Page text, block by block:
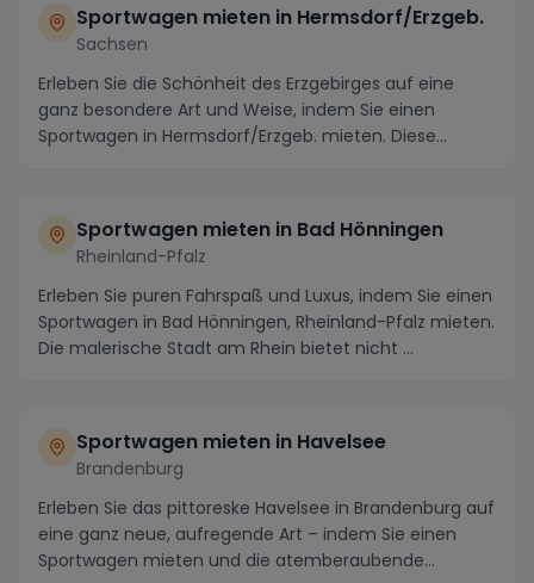
Sportwagen mieten in Hermsdorf/Erzgeb.
Sachsen
Erleben Sie die Schönheit des Erzgebirges auf eine
ganz besondere Art und Weise, indem Sie einen
Sportwagen in Hermsdorf/Erzgeb. mieten. Diese
Sportwagen mieten in Bad Hönningen
Rheinland-Pfalz
Erleben Sie puren Fahrspaß und Luxus, indem Sie einen
Sportwagen in Bad Hönningen, Rheinland-Pfalz mieten.
Die malerische Stadt am Rhein bietet nicht ...
Sportwagen mieten in Havelsee
Brandenburg
Erleben Sie das pittoreske Havelsee in Brandenburg auf
eine ganz neue, aufregende Art – indem Sie einen
Sportwagen mieten und die atemberaubende